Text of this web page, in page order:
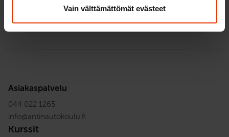
Vain välttämättömät evästeet
Asiakaspalvelu
044 022 1265
info@antinautokoulu.fi
Kurssit